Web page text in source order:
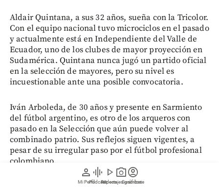
person
Mi Perfil
graphic_eq
Pódcast
play_arrow
Videos
photo_camera
Reportajes gráficos
account_circle
Suscríbete
Aldair Quintana, a sus 32 años, sueña con la Tricolor.
Con el equipo nacional tuvo microciclos en el pasado
y actualmente está en Independiente del Valle de
Ecuador, uno de los clubes de mayor proyección en
Sudamérica. Quintana nunca jugó un partido oficial
en la selección de mayores, pero su nivel es
incuestionable ante una posible convocatoria.
Iván Arboleda, de 30 años y presente en Sarmiento
del fútbol argentino, es otro de los arqueros con
pasado en la Selección que aún puede volver al
combinado patrio. Sus reflejos siguen vigentes, a
pesar de su irregular paso por el fútbol profesional
colombiano.